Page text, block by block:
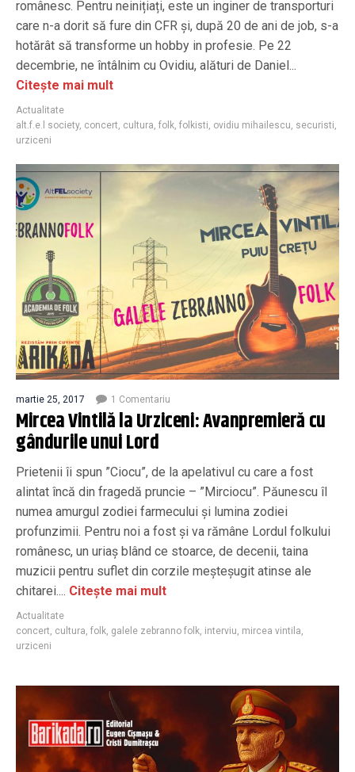
românesc. Pentru neinițiați, este un inginer de transporturi
care n-a dorit să fure din CFR și, după 20 de ani de job, s-a
hotărât să transforme un hobby in profesie. Pe 22
decembrie, ne întâlnim cu Ovidiu, alături de Daniel...
Citește mai mult
Actualitate
alt.f.e.l society, concert cultura folk folkisti ovidiu mihailescu securisti
urziceni
martie 25, 2017 1 Comentariu
Mircea Vintilă la Urziceni: Avanpremieră cu
gândurile unui Lord
Prietenii îi spun ”Ciocu”, de la apelativul cu care a fost
alintat încă din fragedă pruncie – ”Mirciocu”. Păunescu îl
numea amurgul zodiei farmecului și lumina zodiei
profunzimii. Pentru noi a fost și va rămâne Lordul folkului
românesc, un uriaș blând ce stoarce, de decenii, taina
muzicii pentru suflet din corzile meșteșugit atinse ale
chitarei.... Citește mai mult
Actualitate
concert cultura folk galele zebranno folk interviu mircea vintila
urziceni